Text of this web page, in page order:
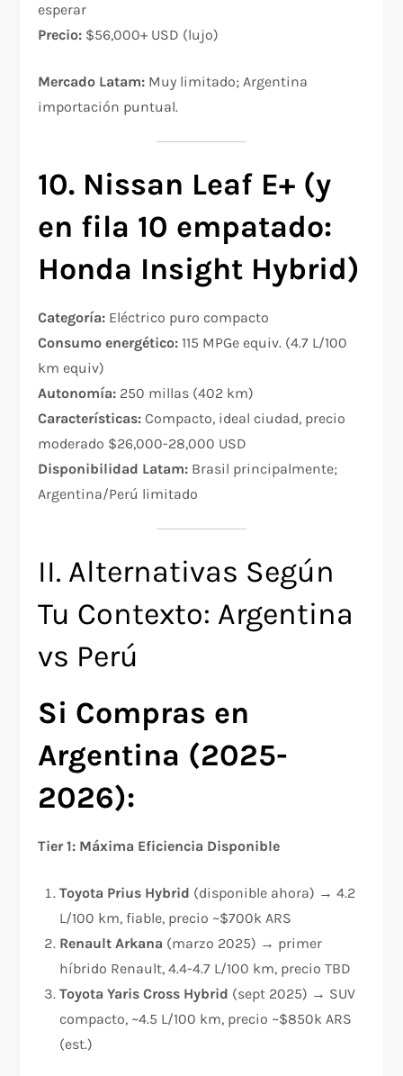
esperar
Precio: $56,000+ USD (lujo)
Mercado Latam: Muy limitado; Argentina
importación puntual.
10. Nissan Leaf E+ (y
en fila 10 empatado:
Honda Insight Hybrid)
Categoría: Eléctrico puro compacto
Consumo energético: 115 MPGe equiv. (4.7 L/100
km equiv)
Autonomía: 250 millas (402 km)
Características: Compacto, ideal ciudad, precio
moderado $26,000-28,000 USD
Disponibilidad Latam: Brasil principalmente;
Argentina/Perú limitado
II. Alternativas Según
Tu Contexto: Argentina
vs Perú
Si Compras en
Argentina (2025-
2026):
Tier 1: Máxima Eficiencia Disponible
Toyota Prius Hybrid (disponible ahora) → 4.2
L/100 km, fiable, precio ~$700k ARS
Renault Arkana (marzo 2025) → primer
híbrido Renault, 4.4-4.7 L/100 km, precio TBD
Toyota Yaris Cross Hybrid (sept 2025) → SUV
compacto, ~4.5 L/100 km, precio ~$850k ARS
(est.)